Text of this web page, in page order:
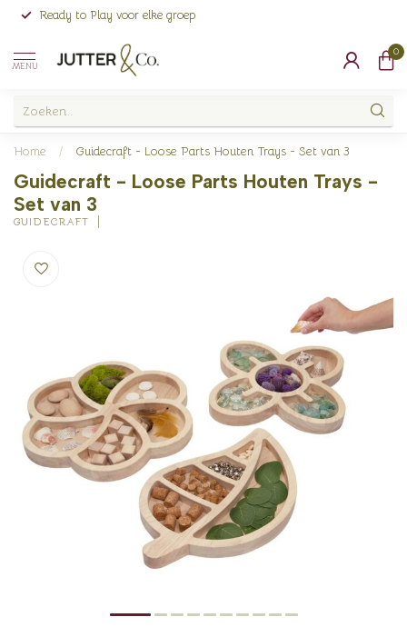
Ready to Play voor elke groep
MENU
0
Home / Guidecraft - Loose Parts Houten Trays - Set van 3
Guidecraft - Loose Parts Houten Trays -
Set van 3
GUIDECRAFT